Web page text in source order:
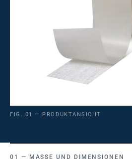
FIG. 01 — PRODUKTANSICHT
MASSE UND DIMENSIONEN